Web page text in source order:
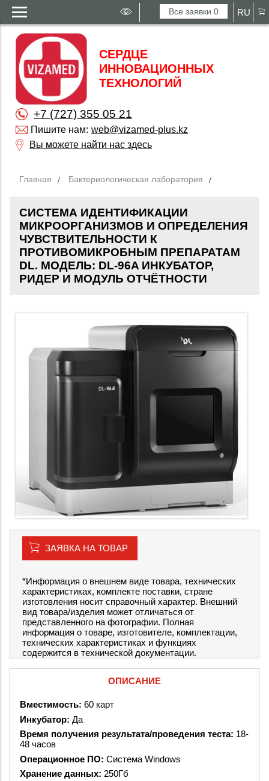
Все заявки0 RU
СЕРДЦЕ
ИННОВАЦИОННЫХ
ТЕХНОЛОГИЙ
+7 (727) 355 05 21
Пишите нам: web@vizamed-plus.kz
Вы можете найти нас здесь
Главная Бактериологическая лаборатория
СИСТЕМА ИДЕНТИФИКАЦИИ
МИКРООРГАНИЗМОВ И ОПРЕДЕЛЕНИЯ
ЧУВСТВИТЕЛЬНОСТИ К
ПРОТИВОМИКРОБНЫМ ПРЕПАРАТАМ
DL. МОДЕЛЬ: DL-96A ИНКУБАТОР,
РИДЕР И МОДУЛЬ ОТЧЁТНОСТИ
ЗАЯВКА НА ТОВАР
*Информация о внешнем виде товара, технических
характеристиках, комплекте поставки, стране
изготовления носит справочный характер. Внешний
вид товара/изделия может отличаться от
представленного на фотографии. Полная
информация о товаре, изготовителе, комплектации,
технических характеристиках и функциях
содержится в технической документации.
ОПИСАНИЕ
Вместимость: 60 карт
Инкубатор: Да
Время получения результата/проведения теста: 18-
48 часов
Операционное ПО: Система Windows
Хранение данных: 250Гб